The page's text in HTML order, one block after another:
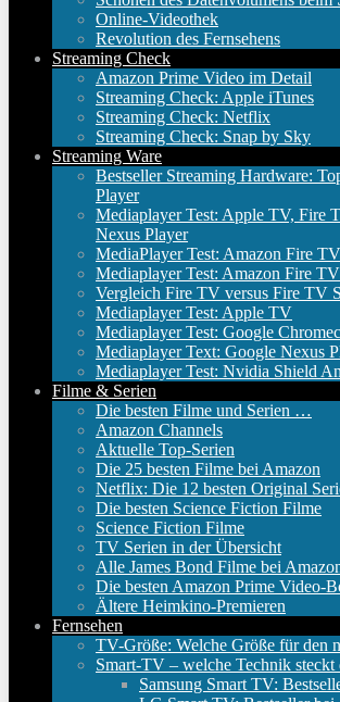
Online-Videothek
Revolution des Fernsehens
Streaming Check
Amazon Prime Video im Detail
Streaming Check: Apple iTunes
Streaming Check: Netflix
Streaming Check: Snap by Sky
Streaming Ware
Bestseller Streaming Hardware:
Player
Mediaplayer Test: Apple TV, Fire
Nexus Player
MediaPlayer Test: Amazon Fire TV
Mediaplayer Test: Amazon Fire
Vergleich Fire TV versus Fire TV
Mediaplayer Test: Apple TV
Mediaplayer Test: Google
Mediaplayer Text: Google Nexus
Mediaplayer Test: Nvidia Shield
Filme & Serien
Die besten Filme und Serien …
Amazon Channels
Aktuelle Top-Serien
Die 25 besten Filme bei Amazon
Netflix: Die 12 besten Original
Die besten Science Fiction Filme
Science Fiction Filme
TV Serien in der Übersicht
Alle James Bond Filme bei
Die besten Amazon Prime Video-
Ältere Heimkino-Premieren
Fernsehen
TV-Größe: Welche Größe für den
Smart-TV – welche Technik steckt
Samsung Smart TV: